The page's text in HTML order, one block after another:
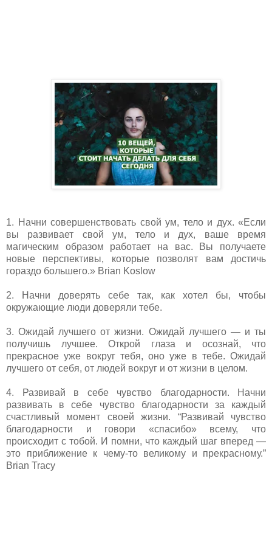
1. Начни совершенствовать свой ум, тело и дух. «Если
вы развивает свой ум, тело и дух, ваше время
магическим образом работает на вас. Вы получаете
новые перспективы, которые позволят вам достичь
гораздо большего.» Brian Koslow
2. Начни доверять себе так, как хотел бы, чтобы
окружающие люди доверяли тебе.
3. Ожидай лучшего от жизни. Ожидай лучшего — и ты
получишь лучшее. Открой глаза и осознай, что
прекрасное уже вокруг тебя, оно уже в тебе. Ожидай
лучшего от себя, от людей вокруг и от жизни в целом.
4. Развивай в себе чувство благодарности. Начни
развивать в себе чувство благодарности за каждый
счастливый момент своей жизни. “Развивай чувство
благодарности и говори «спасибо» всему, что
происходит с тобой. И помни, что каждый шаг вперед —
это приближение к чему-то великому и прекрасному.”
Brian Tracy